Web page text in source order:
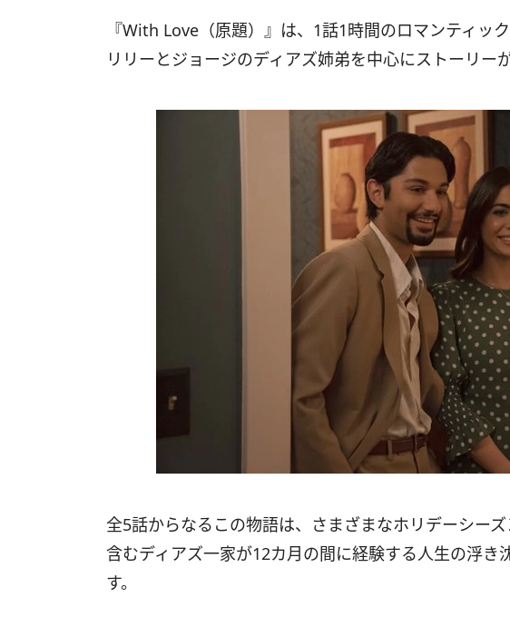
『With Love（原題）』は、1話1時間のロマンティッ
リリーとジョージのディアズ姉弟を中心にストーリーが
全5話からなるこの物語は、さまざまなホリデーシー
含むディアズ一家が12カ月の間に経験する人生の浮き
す。